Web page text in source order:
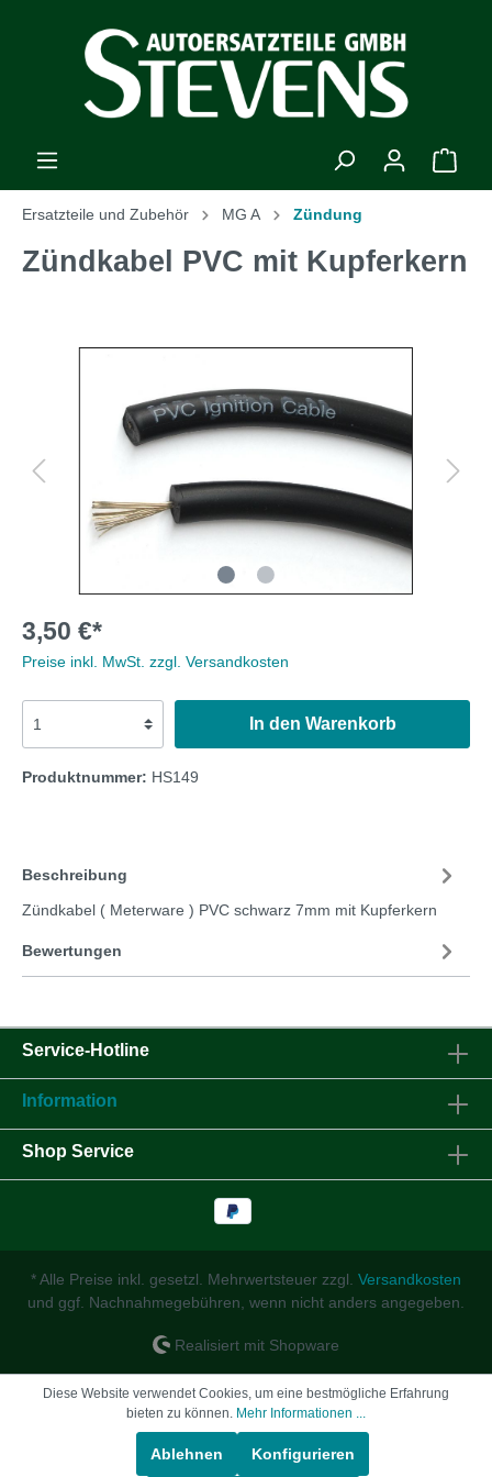
Ersatzteile und Zubehör MG A Zündung
Zündkabel PVC mit Kupferkern
3,50 €*
Preise inkl. MwSt. zzgl. Versandkosten
In den Warenkorb
Produktnummer: HS149
Beschreibung
Zündkabel ( Meterware ) PVC schwarz 7mm mit Kupferkern
Bewertungen
Service-Hotline
Information
Shop Service
* Alle Preise inkl. gesetzl. Mehrwertsteuer zzgl. Versandkosten
und ggf. Nachnahmegebühren, wenn nicht anders angegeben.
Realisiert mit Shopware
Diese Website verwendet Cookies, um eine bestmögliche Erfahrung
bieten zu können. Mehr Informationen ...
Ablehnen Konfigurieren